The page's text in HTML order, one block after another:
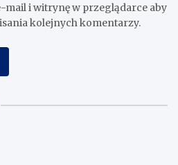
mail i witrynę w przeglądarce aby
kolejnych komentarzy.